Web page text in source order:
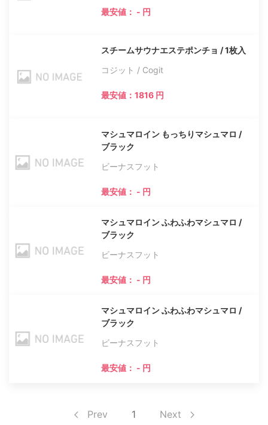
最安値： - 円
スチームサウナエステポンチョ / 1枚入
コジット / Cogit
最安値：1816 円
マシュマロイン もっちりマシュマロ /
ブラック
ビーナスフット
最安値： - 円
マシュマロイン ふわふわマシュマロ /
ブラック
ビーナスフット
最安値： - 円
マシュマロイン ふわふわマシュマロ /
ブラック
ビーナスフット
最安値： - 円
Prev 1 Next